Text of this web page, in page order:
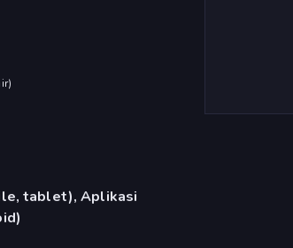
)
tablet), Aplikasi